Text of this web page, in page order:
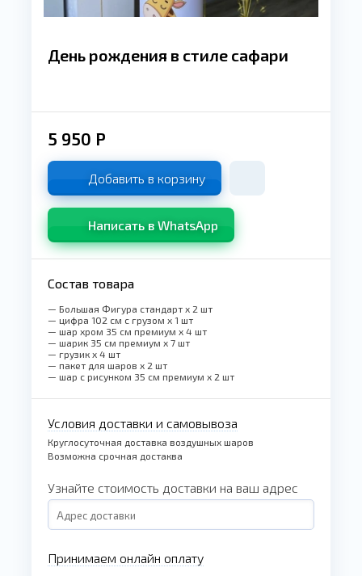
День рождения в стиле сафари
5 950 Р
Добавить в корзину
Написать в WhatsApp
Состав товара
— Большая Фигура стандарт x 2 шт
— цифра 102 см с грузом x 1 шт
— шар хром 35 см премиум x 4 шт
— шарик 35 см премиум x 7 шт
— грузик x 4 шт
— пакет для шаров x 2 шт
— шар с рисунком 35 см премиум x 2 шт
Условия доставки и самовывоза
Круглосуточная доставка воздушных шаров
Возможна срочная достаква
Узнайте стоимость доставки на ваш адрес
Принимаем онлайн оплату